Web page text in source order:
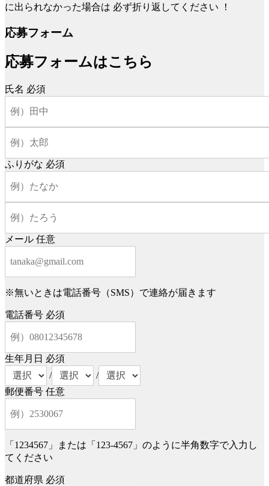
に出られなかった場合は 必ず折り返してください ！
応募フォーム
応募フォームはこちら
氏名 必須
ふりがな 必須
メール 任意
※無いときは電話番号（SMS）で連絡が届きます
電話番号 必須
生年月日 必須
/
/
郵便番号 任意
「1234567」または「123-4567」のように半角数字で入力し
てください
都道府県 必須